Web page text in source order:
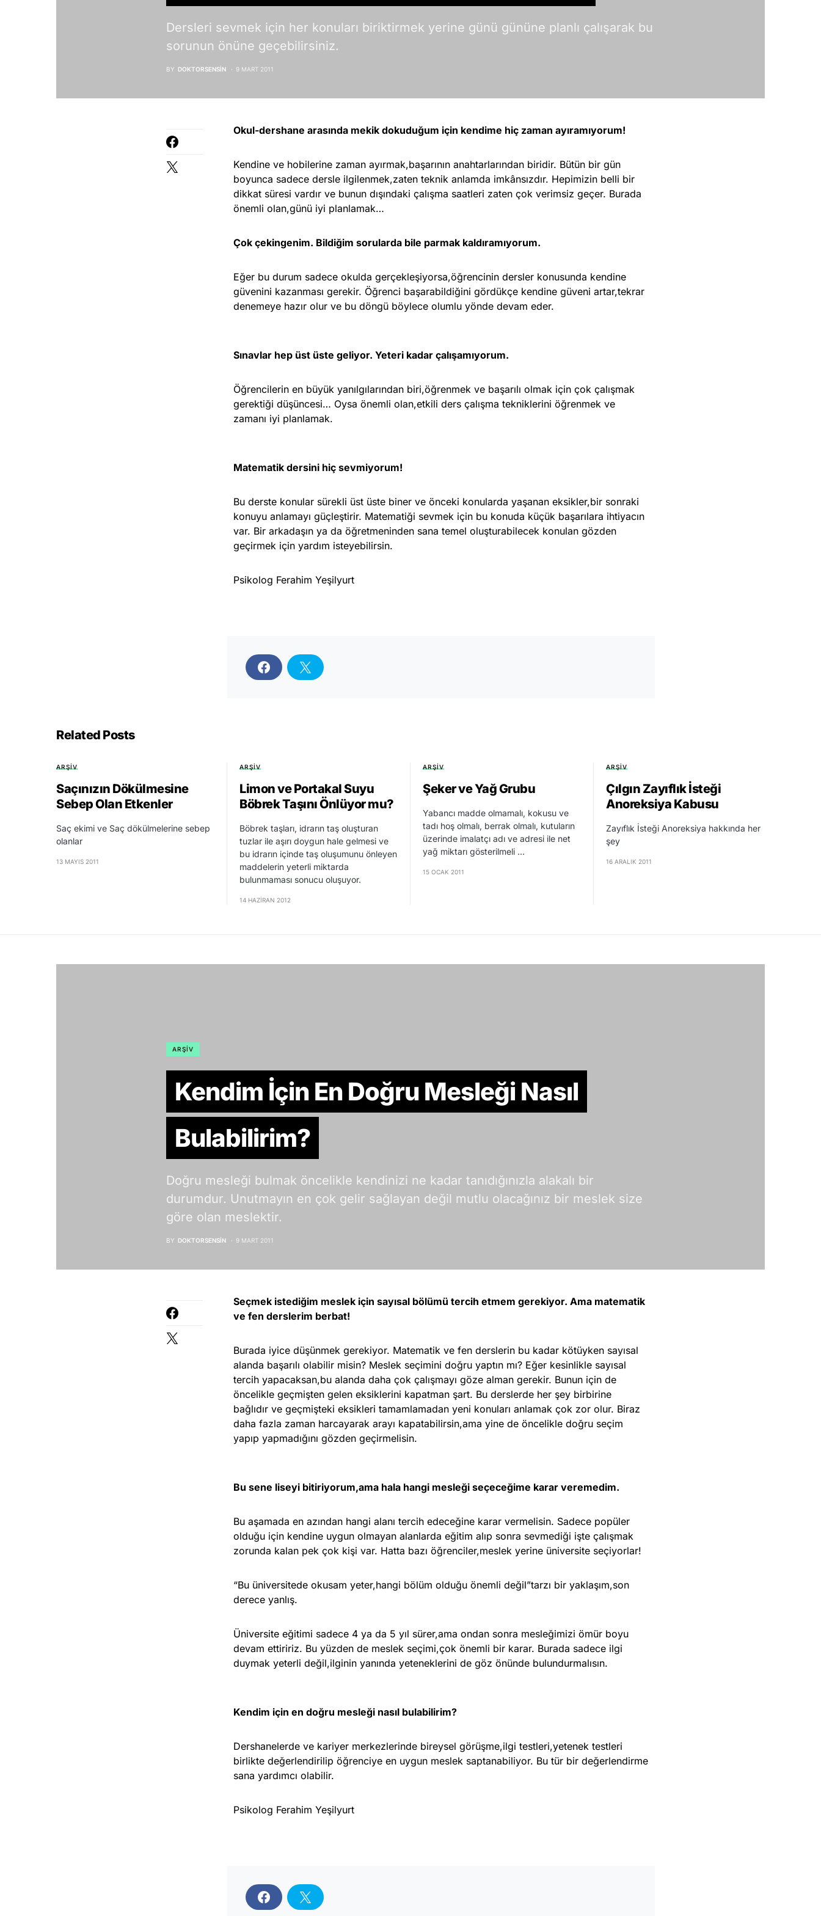
Dersleri sevmek için her konuları biriktirmek yerine günü gününe planlı çalışarak bu
sorunun önüne geçebilirsiniz.
BY DOKTORSENSIN 9 MART 2011
Okul-dershane arasında mekik dokuduğum için kendime hiç zaman ayıramıyorum!
Kendine ve hobilerine zaman ayırmak,başarının anahtarlarından biridir. Bütün bir gün
boyunca sadece dersle ilgilenmek,zaten teknik anlamda imkânsızdır. Hepimizin belli bir
dikkat süresi vardır ve bunun dışındaki çalışma saatleri zaten çok verimsiz geçer. Burada
önemli olan,günü iyi planlamak…
Çok çekingenim. Bildiğim sorularda bile parmak kaldıramıyorum.
Eğer bu durum sadece okulda gerçekleşiyorsa,öğrencinin dersler konusunda kendine
güvenini kazanması gerekir. Öğrenci başarabildiğini gördükçe kendine güveni artar,tekrar
denemeye hazır olur ve bu döngü böylece olumlu yönde devam eder.
Sınavlar hep üst üste geliyor. Yeteri kadar çalışamıyorum.
Öğrencilerin en büyük yanılgılarından biri,öğrenmek ve başarılı olmak için çok çalışmak
gerektiği düşüncesi… Oysa önemli olan,etkili ders çalışma tekniklerini öğrenmek ve
zamanı iyi planlamak.
Matematik dersini hiç sevmiyorum!
Bu derste konular sürekli üst üste biner ve önceki konularda yaşanan eksikler,bir sonraki
konuyu anlamayı güçleştirir. Matematiği sevmek için bu konuda küçük başarılara ihtiyacın
var. Bir arkadaşın ya da öğretmeninden sana temel oluşturabilecek konulan gözden
geçirmek için yardım isteyebilirsin.
Psikolog Ferahim Yeşilyurt
Related Posts
ARŞIV
Saçınızın Dökülmesine
Sebep Olan Etkenler
Saç ekimi ve Saç dökülmelerine sebep
olanlar
13 MAYIS 2011
ARŞIV
Limon ve Portakal Suyu
Böbrek Taşını Önlüyor mu?
Böbrek taşları, idrarın taş oluşturan
tuzlar ile aşırı doygun hale gelmesi ve
bu idrarın içinde taş oluşumunu önleyen
maddelerin yeterli miktarda
bulunmaması sonucu oluşuyor.
14 HAZIRAN 2012
ARŞIV
Şeker ve Yağ Grubu
Yabancı madde olmamalı, kokusu ve
tadı hoş olmalı, berrak olmalı, kutuların
üzerinde imalatçı adı ve adresi ile net
yağ miktarı gösterilmeli ...
15 OCAK 2011
ARŞIV
Çılgın Zayıflık İsteği
Anoreksiya Kabusu
Zayıflık İsteği Anoreksiya hakkında her
şey
16 ARALIK 2011
ARŞIV
Kendim İçin En Doğru Mesleği Nasıl
Bulabilirim?
Doğru mesleği bulmak öncelikle kendinizi ne kadar tanıdığınızla alakalı bir
durumdur. Unutmayın en çok gelir sağlayan değil mutlu olacağınız bir meslek size
göre olan meslektir.
BY DOKTORSENSIN 9 MART 2011
Seçmek istediğim meslek için sayısal bölümü tercih etmem gerekiyor. Ama matematik
ve fen derslerim berbat!
Burada iyice düşünmek gerekiyor. Matematik ve fen derslerin bu kadar kötüyken sayısal
alanda başarılı olabilir misin? Meslek seçimini doğru yaptın mı? Eğer kesinlikle sayısal
tercih yapacaksan,bu alanda daha çok çalışmayı göze alman gerekir. Bunun için de
öncelikle geçmişten gelen eksiklerini kapatman şart. Bu derslerde her şey birbirine
bağlıdır ve geçmişteki eksikleri tamamlamadan yeni konuları anlamak çok zor olur. Biraz
daha fazla zaman harcayarak arayı kapatabilirsin,ama yine de öncelikle doğru seçim
yapıp yapmadığını gözden geçirmelisin.
Bu sene liseyi bitiriyorum,ama hala hangi mesleği seçeceğime karar veremedim.
Bu aşamada en azından hangi alanı tercih edeceğine karar vermelisin. Sadece popüler
olduğu için kendine uygun olmayan alanlarda eğitim alıp sonra sevmediği işte çalışmak
zorunda kalan pek çok kişi var. Hatta bazı öğrenciler,meslek yerine üniversite seçiyorlar!
“Bu üniversitede okusam yeter,hangi bölüm olduğu önemli değil”tarzı bir yaklaşım,son
derece yanlış.
Üniversite eğitimi sadece 4 ya da 5 yıl sürer,ama ondan sonra mesleğimizi ömür boyu
devam ettiririz. Bu yüzden de meslek seçimi,çok önemli bir karar. Burada sadece ilgi
duymak yeterli değil,ilginin yanında yeteneklerini de göz önünde bulundurmalısın.
Kendim için en doğru mesleği nasıl bulabilirim?
Dershanelerde ve kariyer merkezlerinde bireysel görüşme,ilgi testleri,yetenek testleri
birlikte değerlendirilip öğrenciye en uygun meslek saptanabiliyor. Bu tür bir değerlendirme
sana yardımcı olabilir.
Psikolog Ferahim Yeşilyurt